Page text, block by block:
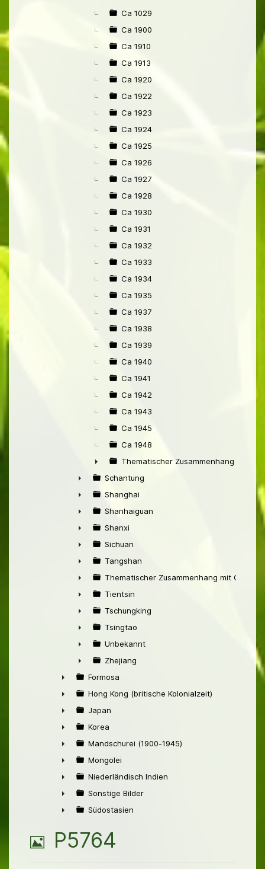
►
Ca 1029
Ca 1900
Ca 1910
Ca 1913
Ca 1920
Ca 1922
Ca 1923
Ca 1924
Ca 1925
Ca 1926
Ca 1927
Ca 1928
Ca 1930
Ca 1931
Ca 1932
Ca 1933
Ca 1934
Ca 1935
Ca 1937
Ca 1938
Ca 1939
Ca 1940
Ca 1941
Ca 1942
Ca 1943
Ca 1945
Ca 1948
►
Thematischer Zusammenhang mit
►
Schantung
►
Shanghai
►
Shanhaiguan
►
Shanxi
►
Sichuan
►
Tangshan
►
Thematischer Zusammenhang mit China
►
Tientsin
►
Tschungking
►
Tsingtao
►
Unbekannt
►
Zhejiang
►
Formosa
►
Hong Kong (britische Kolonialzeit)
►
Japan
►
Korea
►
Mandschurei (1900-1945)
►
Mongolei
►
Niederländisch Indien
►
Sonstige Bilder
Südostasien
B
P5764